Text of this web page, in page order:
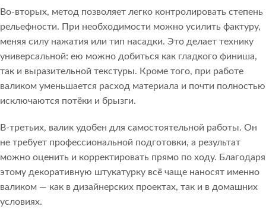
Во-вторых, метод позволяет легко контролировать степень
рельефности. При необходимости можно усилить фактуру,
меняя силу нажатия или тип насадки. Это делает технику
универсальной: ею можно добиться как гладкого финиша,
так и выразительной текстуры. Кроме того, при работе
валиком уменьшается расход материала и почти полностью
исключаются потёки и брызги.
В-третьих, валик удобен для самостоятельной работы. Он
не требует профессиональной подготовки, а результат
можно оценить и корректировать прямо по ходу. Благодаря
этому декоративную штукатурку всё чаще наносят именно
валиком — как в дизайнерских проектах, так и в домашних
условиях.